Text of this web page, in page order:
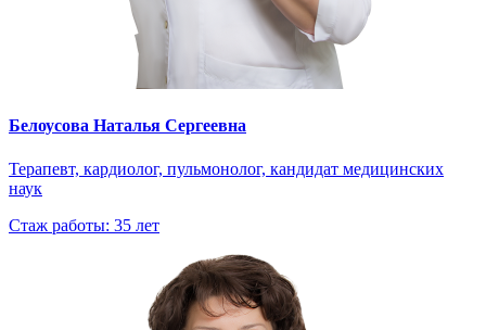
Белоусова Наталья Сергеевна
Терапевт, кардиолог, пульмонолог, кандидат медицинских
наук
Стаж работы: 35 лет